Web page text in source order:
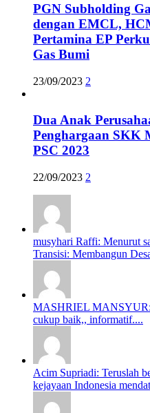
PGN Subholding
dengan EMCL,
Pertamina EP
Gas Bumi
23/09/2023 2
Dua Anak
Penghargaan SKK
PSC 2023
22/09/2023 2
musyhari Raffi: Menurut
Transisi: Membangun
MASHRIEL MANSYUR:
cukup baik,, informatif....
Acim Supriadi: Teruslah
kejayaan Indonesia